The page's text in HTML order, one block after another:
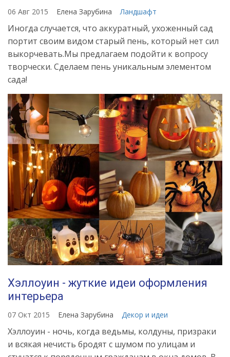
06 Авг 2015 Елена Зарубина Ландшафт
Иногда случается, что аккуратный, ухоженный сад
портит своим видом старый пень, который нет сил
выкорчевать.Мы предлагаем подойти к вопросу
творчески. Сделаем пень уникальным элементом
сада!
Хэллоуин - жуткие идеи оформления
интерьера
07 Окт 2015 Елена Зарубина Декор и идеи
Хэллоуин - ночь, когда ведьмы, колдуны, призраки
и всякая нечисть бродят с шумом по улицам и